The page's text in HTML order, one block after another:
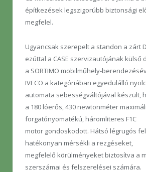
építkezések legszigorúbb biztonsági
megfelel.
Ugyancsak szerepelt a standon a zárt
ezúttal a CASE szervizautójának külső
a SORTIMO mobilműhely-
IVECO a kategóriában egyedülálló
automata sebességváltójával készült,
a 180 lóerős, 430 newtonméter
forgatónyomatékú, háromliteres F1C
motor gondoskodott. Hátsó légrugós
hatékonyan mérsékli a rezgéseket,
megfelelő körülményeket biztosítva a
szerszámai és felszerelései számára.